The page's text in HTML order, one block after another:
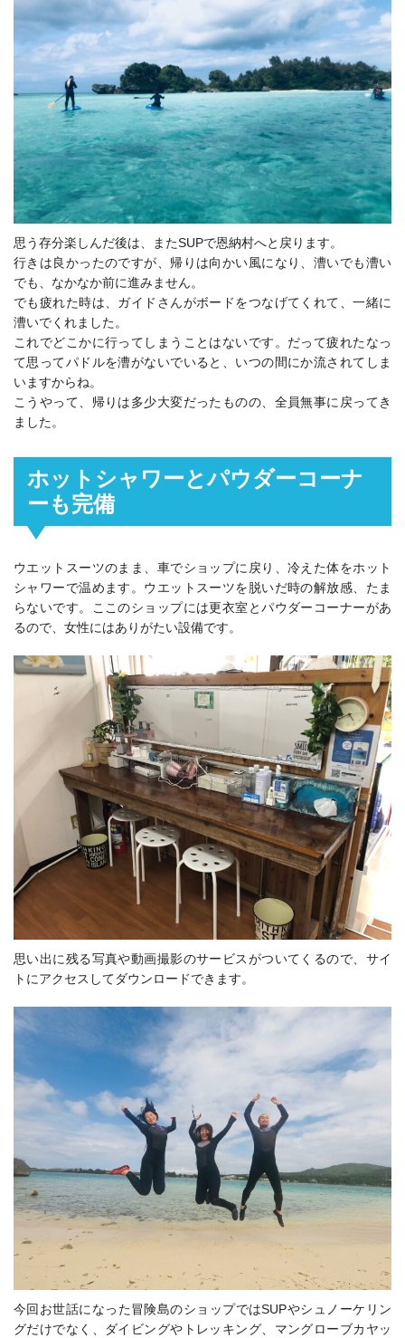
思う存分楽しんだ後は、またSUPで恩納村へと戻ります。
行きは良かったのですが、帰りは向かい風になり、漕いでも漕い
でも、なかなか前に進みません。
でも疲れた時は、ガイドさんがボードをつなげてくれて、一緒に
漕いでくれました。
これでどこかに行ってしまうことはないです。だって疲れたなっ
て思ってパドルを漕がないでいると、いつの間にか流されてしま
いますからね。
こうやって、帰りは多少大変だったものの、全員無事に戻ってき
ました。
ホットシャワーとパウダーコーナ
ーも完備
ウエットスーツのまま、車でショップに戻り、冷えた体をホット
シャワーで温めます。ウエットスーツを脱いだ時の解放感、たま
らないです。ここのショップには更衣室とパウダーコーナーがあ
るので、女性にはありがたい設備です。
思い出に残る写真や動画撮影のサービスがついてくるので、サイ
トにアクセスしてダウンロードできます。
今回お世話になった冒険島のショップではSUPやシュノーケリン
グだけでなく、ダイビングやトレッキング、マングローブカヤッ